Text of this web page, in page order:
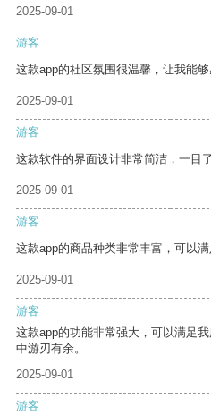
2025-09-01
游客
这款app的社区氛围很温馨，让我能够
2025-09-01
游客
这款软件的界面设计非常简洁，一目了
2025-09-01
游客
这款app的商品种类非常丰富，可以满
2025-09-01
游客
这款app的功能非常强大，可以满足
中游刃有余。
2025-09-01
游客